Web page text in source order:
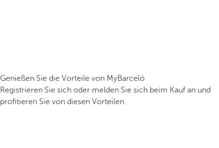
Genießen Sie die Vorteile von MyBarceló
Registrieren Sie sich oder melden Sie sich beim Kauf an und
profitieren Sie von diesen Vorteilen.